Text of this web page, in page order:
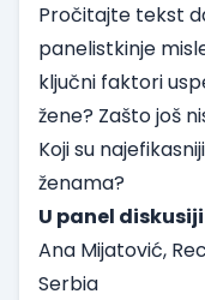
Pročitajte tekst
panelistkinje
ključni faktori
žene? Zašto još
Koji su
ženama?
U panel
Ana Mijatović,
Serbia